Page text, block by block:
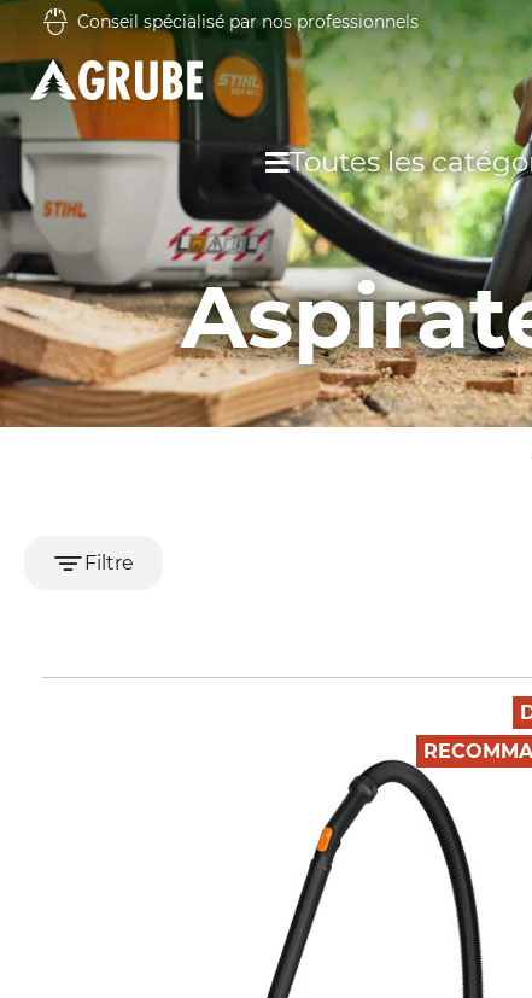
Conseil spécialisé par nos professionnels
Toutes les
Filtre